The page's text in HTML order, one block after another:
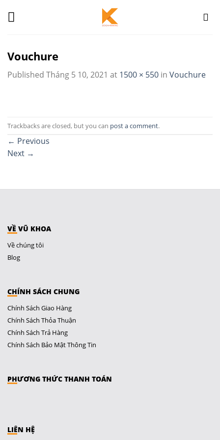
Vouchure
Published Tháng 5 10, 2021 at 1500 × 550 in Vouchure
Trackbacks are closed, but you can post a comment.
← Previous
Next →
VỀ VŨ KHOA
Về chúng tôi
Blog
CHÍNH SÁCH CHUNG
Chính Sách Giao Hàng
Chính Sách Thỏa Thuận
Chính Sách Trả Hàng
Chính Sách Bảo Mật Thông Tin
PHƯƠNG THỨC THANH TOÁN
LIÊN HỆ